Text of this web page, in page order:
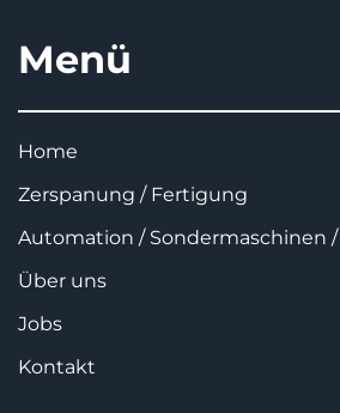
Menü
Home
Zerspanung / Fertigung
Automation / Sondermaschinen
Über uns
Jobs
Kontakt